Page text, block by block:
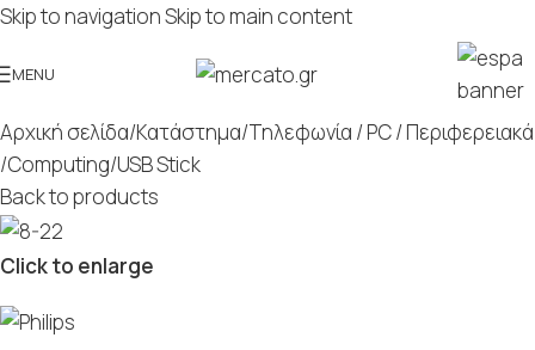
Skip to navigationSkip to main content
MENU
Αρχική σελίδα/Κατάστημα/Τηλεφωνία / PC / Περιφερειακά
/Computing/USB Stick
Back to products
Click to enlarge